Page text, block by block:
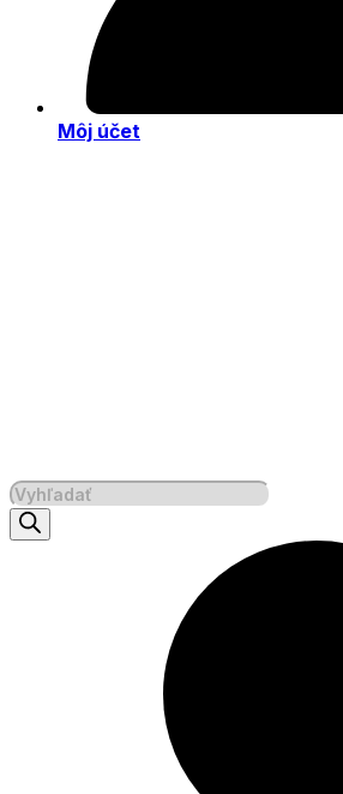
Môj účet
Products
search